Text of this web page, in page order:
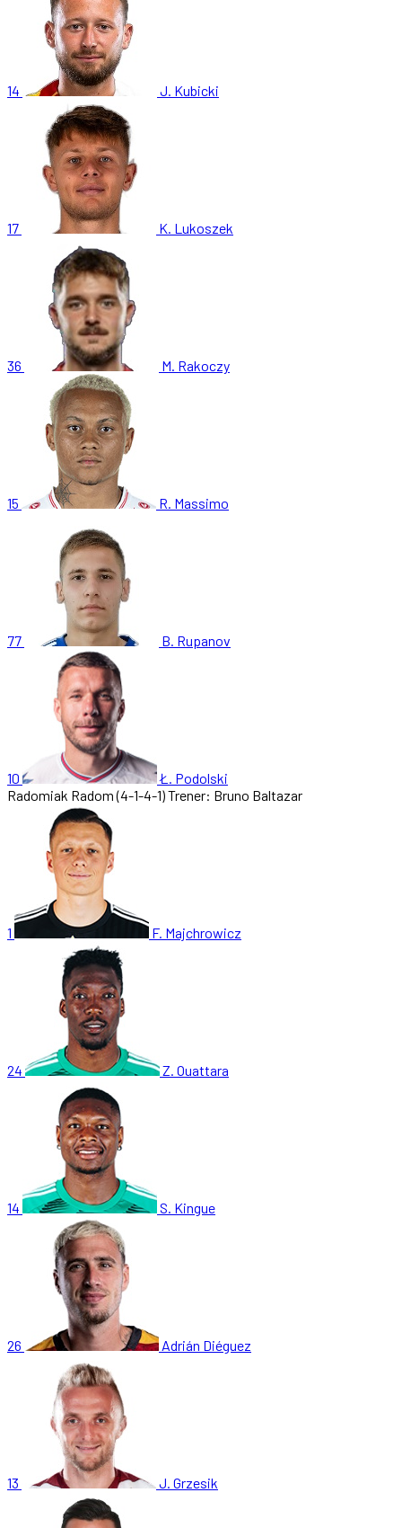
14 J. Kubicki
17 K. Lukoszek
36 M. Rakoczy
15 R. Massimo
77 B. Rupanov
10
Ł. Podolski
Radomiak Radom (4-1-4-1)Trener: Bruno Baltazar
1 F. Majchrowicz
24 Z. Ouattara
14 S. Kingue
26 Adrián Diéguez
13 J. Grzesik